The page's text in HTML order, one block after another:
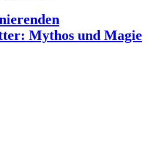
Mythos und Magie